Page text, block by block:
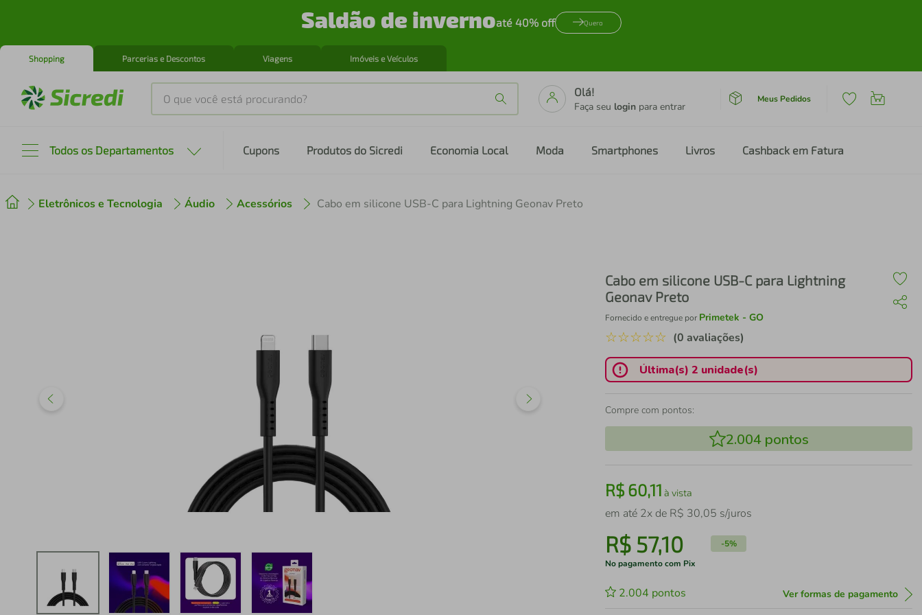
Saldão de invernoaté 40% off Quero
Shopping Parcerias e Descontos Viagens Imóveis e Veículos
O que você está procurando?
Olá!
Faça seu login para entrar
Meus Pedidos
Todos os Departamentos Cupons Produtos do Sicredi Economia Local Moda Smartphones Livros Cashback em Fatura
Eletrônicos e Tecnologia Áudio Acessórios Cabo em silicone USB-C para Lightning Geonav Preto
Cabo em silicone USB-C para Lightning
Geonav Preto
Fornecido e entregue por Primetek - GO
☆☆☆☆☆ (0 avaliações)
Última(s) 2 unidade(s)
Compre com pontos:
2.004pontos
R$60,11 à vista
em até 2x de R$ 30,05 s/juros
R$ 57,10 -5%
No pagamento com Pix
2.004 pontos Ver formas de pagamento
2º cafeteira